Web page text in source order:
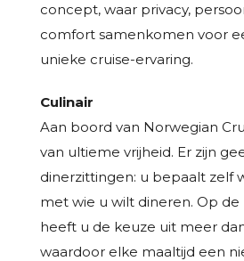
concept, waar privacy,
comfort samenkomen voor
unieke cruise-ervaring.
Culinair
Aan boord van Norwegian
van ultieme vrijheid. Er zijn
dinerzittingen: u bepaalt zelf
met wie u wilt dineren. Op
heeft u de keuze uit meer
waardoor elke maaltijd een